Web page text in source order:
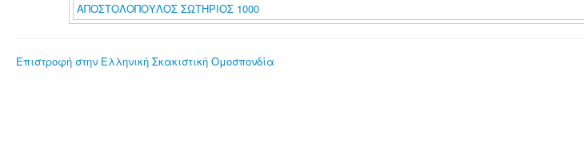
ΑΠΟΣΤΟΛΟΠΟΥΛΟΣ ΣΩΤΗΡΙΟΣ 1000
Επιστροφή στην Ελληνική Σκακιστική Ομοσπονδία